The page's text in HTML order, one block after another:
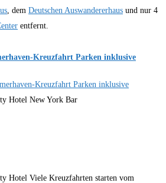
, dem Deutschen Auswandererhaus und nur 4
entfernt.
Kreuzfahrt Parken inklusive
Hotel New York Bar
Hotel Viele Kreuzfahrten starten vom